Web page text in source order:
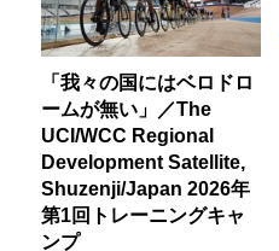
「我々の国にはベロドロ
ームが無い」／The
UCI/WCC Regional
Development Satellite,
Shuzenji/Japan 2026年
第1回トレーニングキャ
ンプ